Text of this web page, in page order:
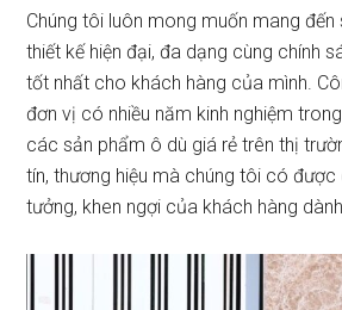
Chúng tôi luôn mong muốn mang
thiết kế hiện đại, đa dạng cùng chính
tốt nhất cho khách hàng của mình.
đơn vị có nhiều năm kinh nghiệm
các sản phẩm ô dù giá rẻ trên thị
tín, thương hiệu mà chúng tôi có được
tưởng, khen ngợi của khách hàng